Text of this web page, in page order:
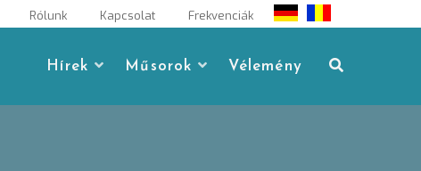
Rólunk Kapcsolat Frekvenciák
Hírek Műsorok Vélemény